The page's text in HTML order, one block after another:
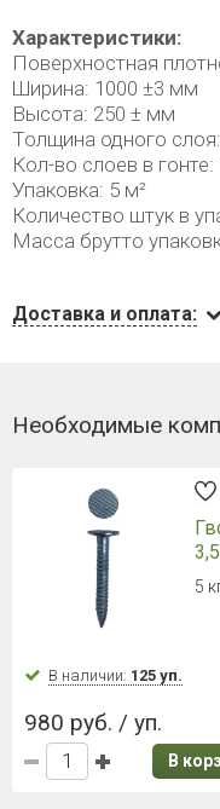
Характеристики:
Поверхностная
Ширина: 1000 ±3 мм
Высота: 250 ± мм
Толщина одного
Кол-во слоев в гонте:
Упаковка: 5 м²
Количество штук в
Масса брутто
Доставка и оплата:
Необходимые
5
В наличии: 125 уп.
980 руб. / уп.
В